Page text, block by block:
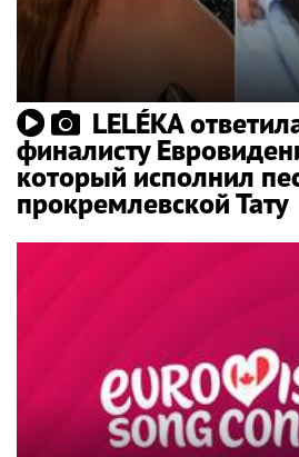
LELÉKA
финалисту
который исполнил
прокремлевской Тату